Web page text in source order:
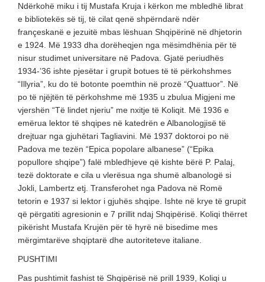
Ndërkohë miku i tij Mustafa Kruja i kërkon me mbledhë librat
e bibliotekës së tij, të cilat qenë shpërndarë ndër
françeskanë e jezuitë mbas lëshuan Shqipërinë në dhjetorin
e 1924. Më 1933 dha dorëheqjen nga mësimdhënia për të
nisur studimet universitare në Padova. Gjatë periudhës
1934-’36 ishte pjesëtar i grupit botues të të përkohshmes
“Illyria”, ku do të botonte poemthin në prozë “Quattuor”. Në
po të njëjtën të përkohshme më 1935 u zbulua Migjeni me
vjershën “Të lindet njeriu” me nxitje të Koliqit. Më 1936 e
emërua lektor të shqipes në katedrën e Albanologjisë të
drejtuar nga gjuhëtari Tagliavini. Më 1937 doktoroi po në
Padova me tezën “Epica popolare albanese” (“Epika
popullore shqipe”) falë mbledhjeve që kishte bërë P. Palaj,
tezë doktorate e cila u vlerësua nga shumë albanologë si
Jokli, Lambertz etj. Transferohet nga Padova në Romë
tetorin e 1937 si lektor i gjuhës shqipe. Ishte në krye të grupit
që përgatiti agresionin e 7 prillit ndaj Shqipërisë. Koliqi thërret
pikërisht Mustafa Krujën për të hyrë në bisedime mes
mërgimtarëve shqiptarë dhe autoriteteve italiane.
PUSHTIMI
Pas pushtimit fashist të Shqipërisë në prill 1939, Koliqi u